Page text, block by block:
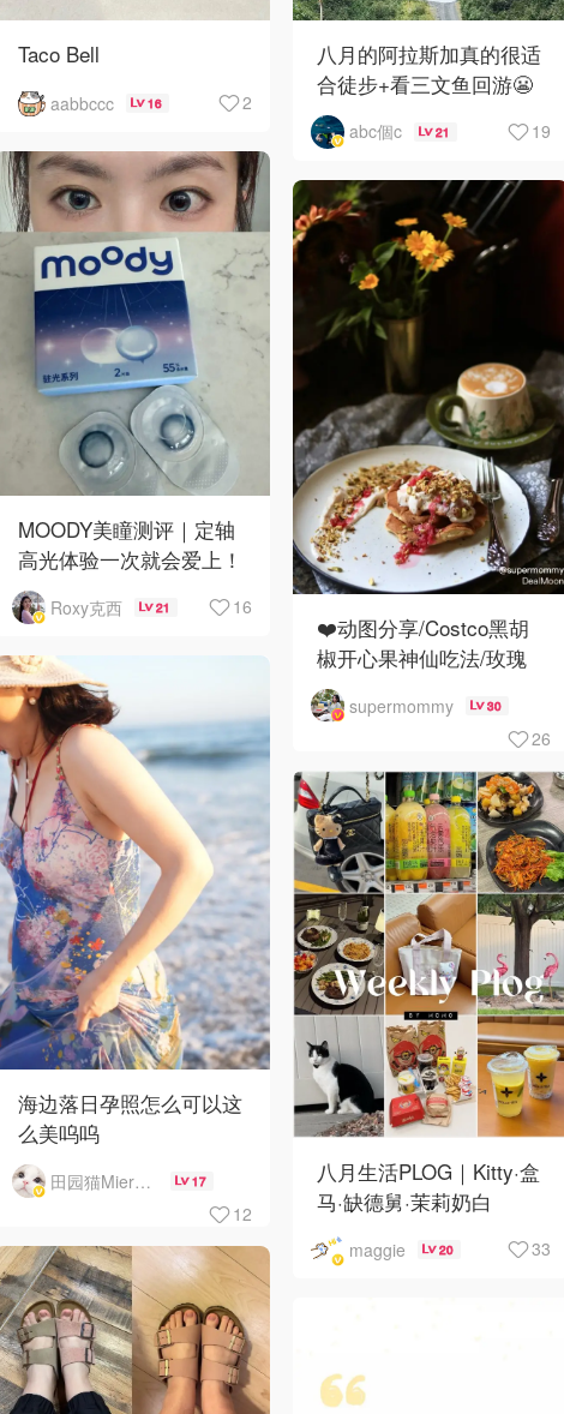
Taco Bell
aabbccc 16 2
八月的阿拉斯加真的很适
合徒步+看三文鱼回游😬
abc個c 21 19
MOODY美瞳测评｜定轴
高光体验一次就会爱上！
Roxy克西 21 16
❤️动图分享/Costco黑胡
椒开心果神仙吃法/玫瑰
全蛋松饼配黑胡椒开心果
碎太惊艳😍
supermommy 30
26
海边落日孕照怎么可以这
么美呜呜
田园猫MierCat 17
12
八月生活PLOG｜Kitty·盒
马·缺德舅·茉莉奶白
·Costco·Wendy's
maggie 20 33